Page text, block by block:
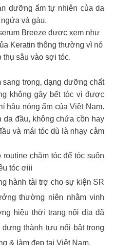
dưỡng ẩm tự nhiên của da
và gàu.
Breeze được xem như
Keratin thông thường vì nó
thụ sâu vào sợi tóc.
sang trọng, dạng dưỡng chất
không gây bết tóc vì được
hậu nóng ẩm của Việt Nam.
da đầu, không chứa cồn hay
và mái tóc dù là nhạy cảm
chăm tóc để tóc suôn
tóc ơiii
hành tài trợ cho sự kiện SR
thường niên nhằm vinh
hiệu thời trang nội địa đã
thành tựu nổi bật trong
& làm đẹp tại Việt Nam.